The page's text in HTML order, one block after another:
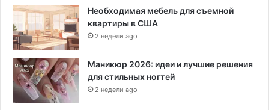
Необходимая мебель для съемной
квартиры в США
2 недели ago
Маникюр 2026: идеи и лучшие решения
для стильных ногтей
2 недели ago